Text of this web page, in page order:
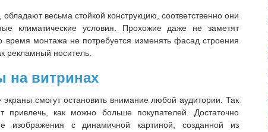
весьма стойкой конструкцию, соответственно они
климатические условия. Прохожие даже не заметят
время монтажа не потребуется изменять фасад строения
рекламный носитель.
витринах
смогут остановить внимание любой аудитории. Так
привлечь, как можно больше покупателей. Достаточно
изображения с динамичной картиной, созданной из